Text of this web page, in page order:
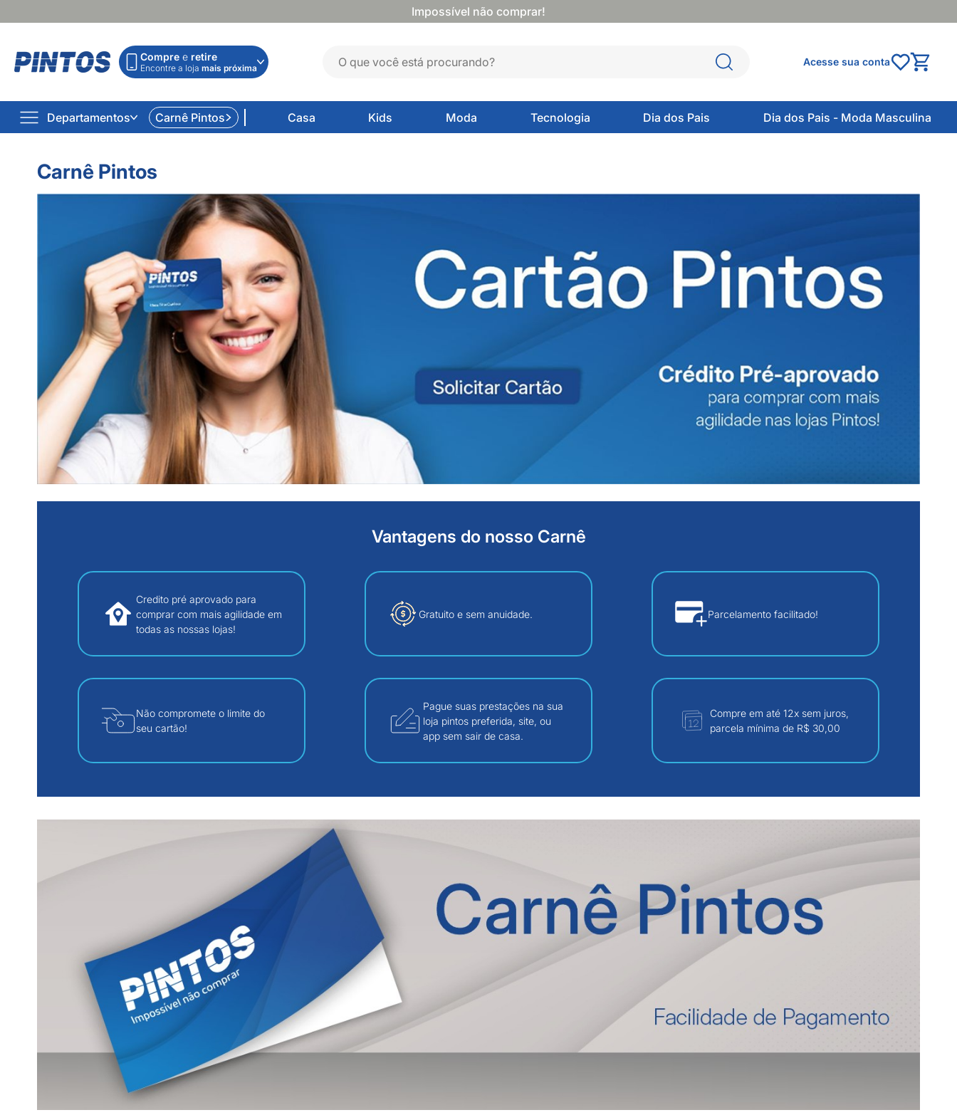
Impossível não comprar!
Compre e retire
Encontre a loja mais próxima
Acesse sua conta
Departamentos Carnê Pintos Casa Kids Moda Tecnologia Dia dos Pais Dia dos Pais - Moda Masculina
Carnê Pintos
Vantagens do nosso Carnê
Credito pré aprovado para
comprar com mais agilidade em
todas as nossas lojas!
Gratuito e sem anuidade. Parcelamento facilitado!
Não compromete o limite do
seu cartão!
Pague suas prestações na sua
loja pintos preferida, site, ou
app sem sair de casa.
Compre em até 12x sem juros,
parcela mínima de R$ 30,00